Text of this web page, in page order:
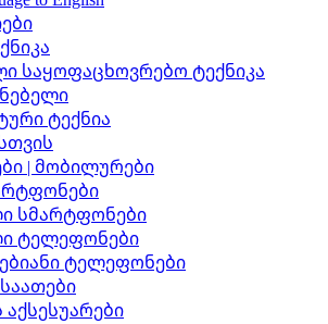
საყოფაცხოვრებო ტექნიკა
ტექნია
| მობილურები
სმარტფონები
ტელეფონები
ტელეფონები